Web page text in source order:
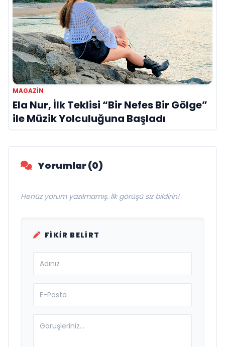
MAGAZİN
Ela Nur, İlk Teklisi “Bir Nefes Bir Gölge”
ile Müzik Yolculuğuna Başladı
Yorumlar (0)
Henüz yorum yazılmamış. İlk görüşü siz bildirin!
FIKIR BELIRT